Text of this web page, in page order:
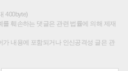
400byte)
훼손하는 댓글은 관련 법률에 의해 제재
내용에 포함되거나 인신공격성 글은 관